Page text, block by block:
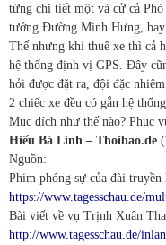
từng chi tiết một và cử cả
tướng Đường Minh Hưng,
Thế nhưng khi thuê xe thì cả
hệ thống định vị GPS. Đây
hỏi được đặt ra, đội đặc
2 chiếc xe đều có gắn hệ
Mục đích như thế nào? Phục
Hiếu Bá Linh – Thoibao.de
Nguồn:
Phim phóng sự của đài
https://www.tagesschau.de/
Bài viết về vụ Trịnh Xuân
http://www.tagesschau.de/